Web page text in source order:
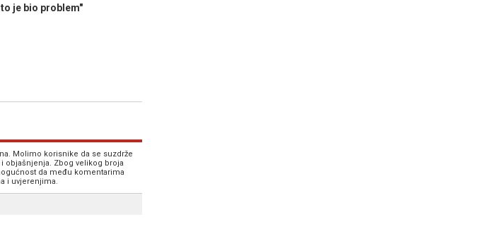
to je bio problem"
Molimo korisnike da se suzdrže
objašnjenja. Zbog velikog broja
da među komentarima
i uvjerenjima.